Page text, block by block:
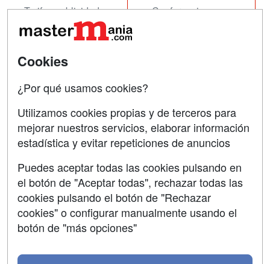
Tarifas publicidad
Acceso Usuarios
Acceso Centros
Conferencias
Contactar
Confidencialidad
Aviso legal
Copyleft
Cookies
¿Por qué usamos cookies?
Utilizamos cookies propias y de terceros para
mejorar nuestros servicios, elaborar información
estadística y evitar repeticiones de anuncios
Puedes aceptar todas las cookies pulsando en
el botón de "Aceptar todas", rechazar todas las
cookies pulsando el botón de "Rechazar
cookies" o configurar manualmente usando el
botón de "más opciones"